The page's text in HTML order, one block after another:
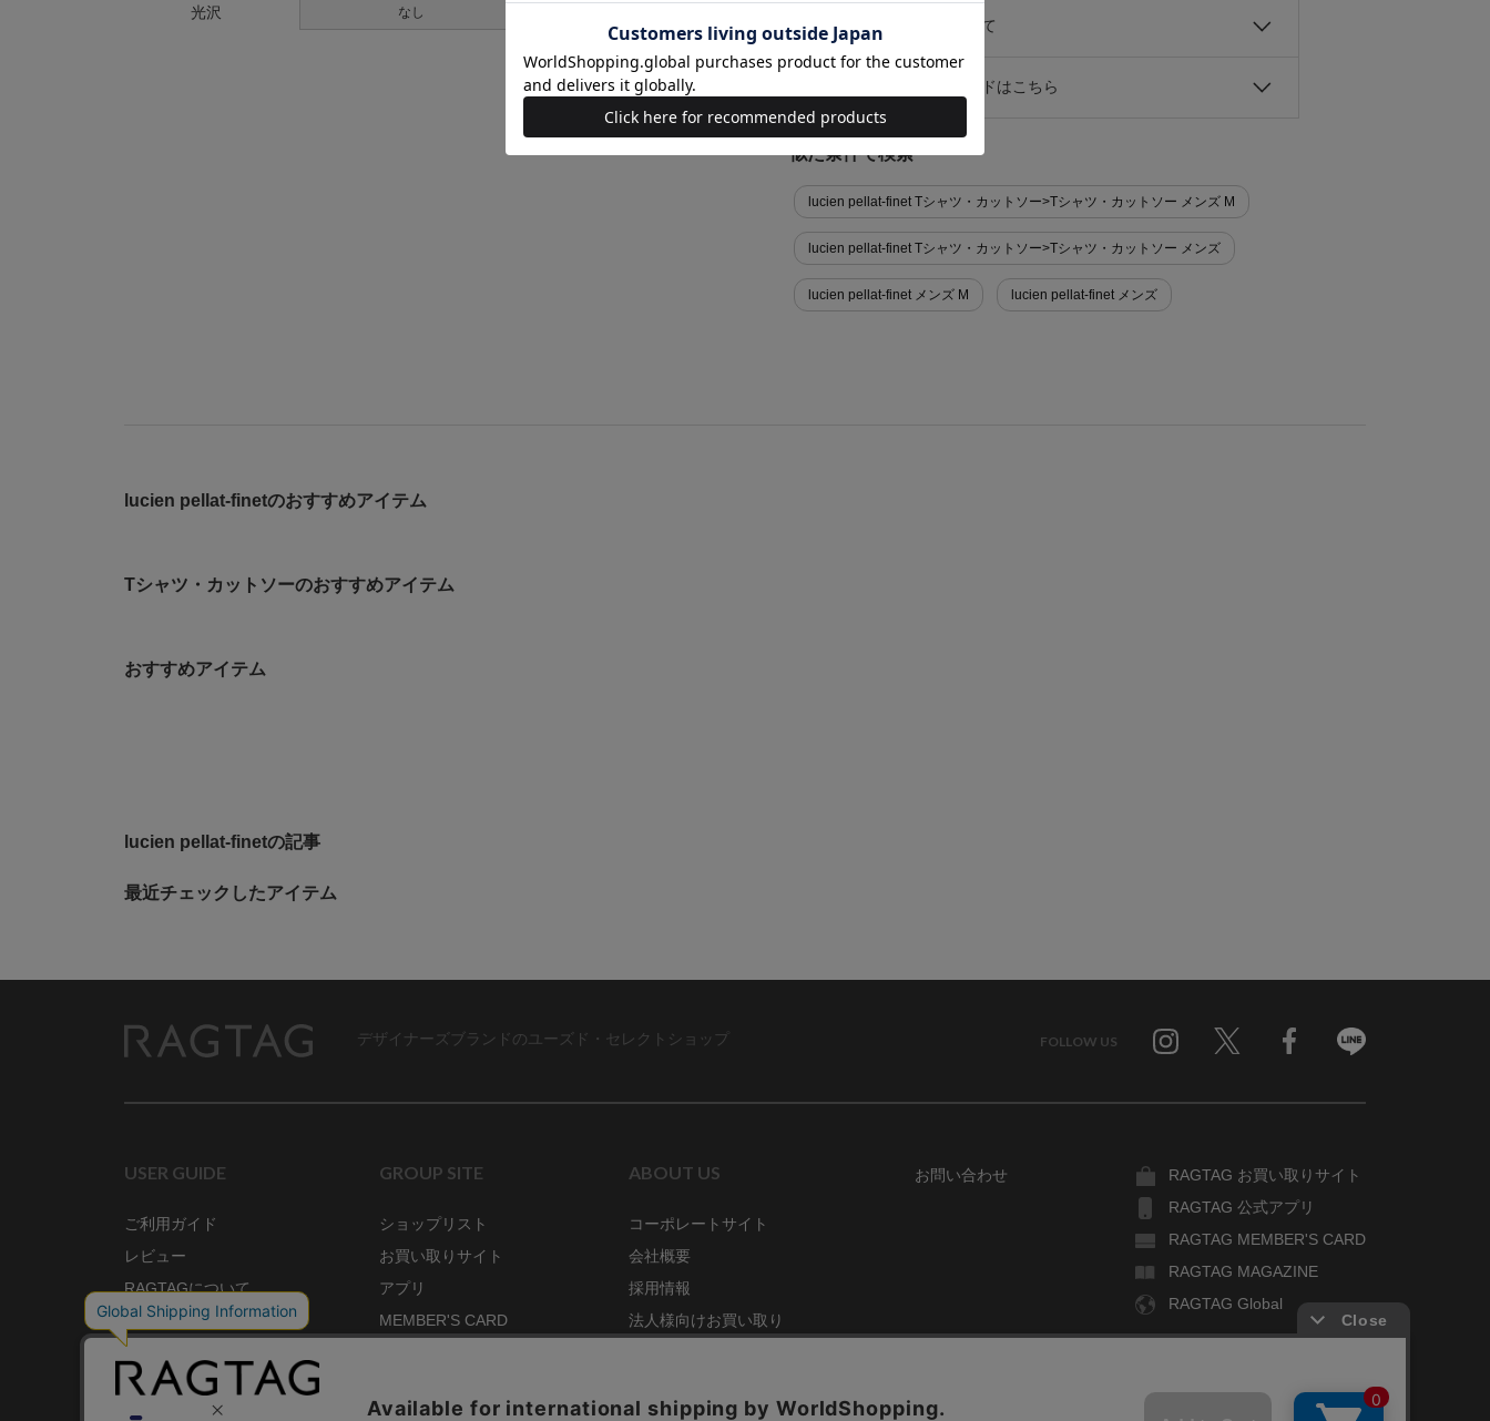
光沢 なし
キャンセル・返品について
お買い物時のご利用ガイドはこちら
似た条件で検索
lucien pellat-finet Tシャツ・カットソー>Tシャツ・カットソー メンズ M
lucien pellat-finet Tシャツ・カットソー>Tシャツ・カットソー メンズ
lucien pellat-finet メンズ M lucien pellat-finet メンズ
lucien pellat-finetのおすすめアイテム
Tシャツ・カットソーのおすすめアイテム
おすすめアイテム
lucien pellat-finetの記事
最近チェックしたアイテム
デザイナーズブランドのユーズド・セレクトショップ FOLLOW US
USER GUIDE
ご利用ガイド
レビュー
RAGTAGについて
ご利用規約
プライバシーポリシー
GROUP SITE
ショップリスト
お買い取りサイト
アプリ
MEMBER'S CARD
ABOUT US
コーポレートサイト
会社概要
採用情報
法人様向けお買い取り
お問い合わせ
RAGTAG お買い取りサイト
RAGTAG 公式アプリ
RAGTAG MEMBER'S CARD
RAGTAG MAGAZINE
RAGTAG Global